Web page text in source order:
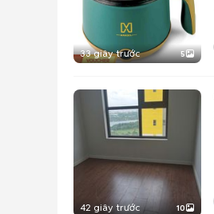
33 giây trước 5
42 giây trước 10